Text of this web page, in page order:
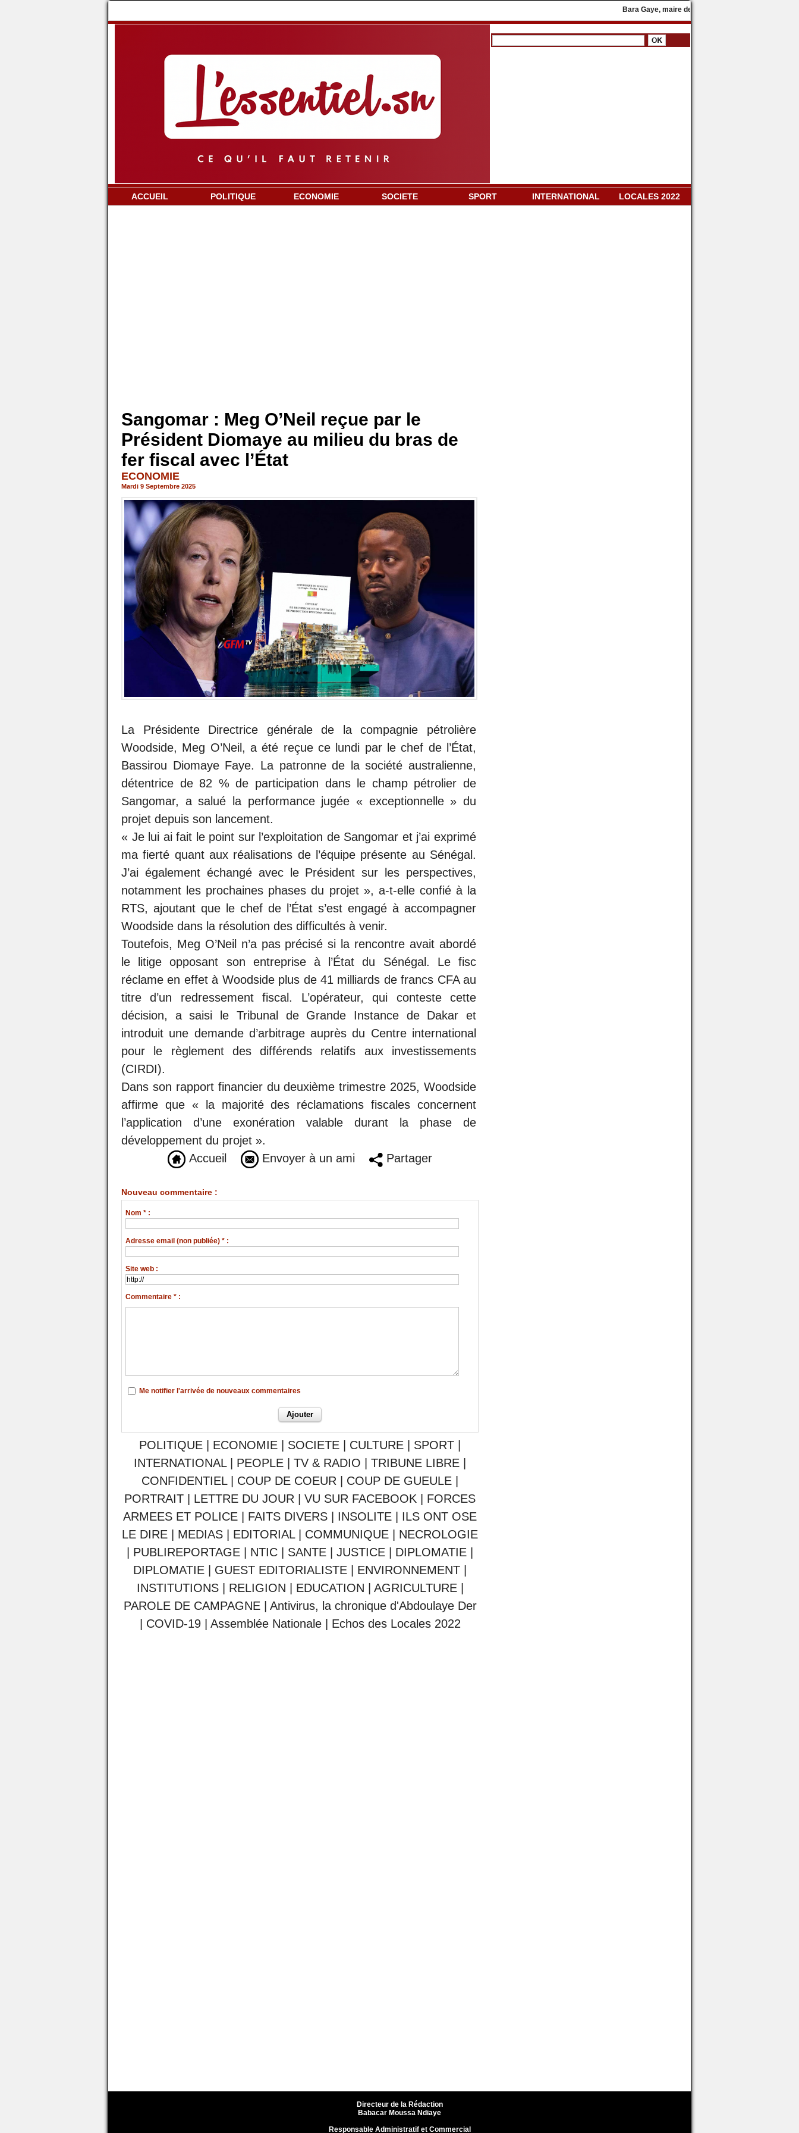
Bara Gaye, maire de Yeumbeul, rejoint le parti
ACCUEIL POLITIQUE ECONOMIE SOCIETE SPORT INTERNATIONAL LOCALES 2022
Sangomar : Meg O’Neil reçue par le
Président Diomaye au milieu du bras de
fer fiscal avec l’État
ECONOMIE
Mardi 9 Septembre 2025
La Présidente Directrice générale de la compagnie pétrolière
Woodside, Meg O’Neil, a été reçue ce lundi par le chef de l’État,
Bassirou Diomaye Faye. La patronne de la société australienne,
détentrice de 82 % de participation dans le champ pétrolier de
Sangomar, a salué la performance jugée « exceptionnelle » du
projet depuis son lancement.
« Je lui ai fait le point sur l’exploitation de Sangomar et j’ai exprimé
ma fierté quant aux réalisations de l’équipe présente au Sénégal.
J’ai également échangé avec le Président sur les perspectives,
notamment les prochaines phases du projet », a-t-elle confié à la
RTS, ajoutant que le chef de l’État s’est engagé à accompagner
Woodside dans la résolution des difficultés à venir.
Toutefois, Meg O’Neil n’a pas précisé si la rencontre avait abordé
le litige opposant son entreprise à l’État du Sénégal. Le fisc
réclame en effet à Woodside plus de 41 milliards de francs CFA au
titre d’un redressement fiscal. L’opérateur, qui conteste cette
décision, a saisi le Tribunal de Grande Instance de Dakar et
introduit une demande d’arbitrage auprès du Centre international
pour le règlement des différends relatifs aux investissements
(CIRDI).
Dans son rapport financier du deuxième trimestre 2025, Woodside
affirme que « la majorité des réclamations fiscales concernent
l’application d’une exonération valable durant la phase de
développement du projet ».
Accueil
Envoyer à un ami Partager
Nouveau commentaire :
Nom * :
Adresse email (non publiée) * :
Site web :
Commentaire * :
Me notifier l'arrivée de nouveaux commentaires
POLITIQUE ECONOMIE SOCIETE CULTURE SPORT
INTERNATIONAL
PEOPLE TV & RADIO TRIBUNE LIBRE
CONFIDENTIEL
COUP DE COEUR COUP DE GUEULE
PORTRAIT
LETTRE DU JOUR VU SUR FACEBOOK
FORCES
ARMEES ET POLICE
FAITS DIVERS INSOLITE
ILS ONT OSE
LE DIRE
MEDIAS EDITORIAL COMMUNIQUE
NECROLOGIE
PUBLIREPORTAGE NTIC SANTE JUSTICE DIPLOMATIE
DIPLOMATIE
GUEST EDITORIALISTE ENVIRONNEMENT
INSTITUTIONS
RELIGION EDUCATION AGRICULTURE
PAROLE DE CAMPAGNE
Antivirus, la chronique d'Abdoulaye Der
COVID-19 Assemblée Nationale Echos des Locales 2022
Directeur de la Rédaction
Babacar Moussa Ndiaye
Responsable Administratif et Commercial